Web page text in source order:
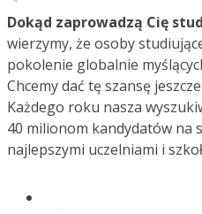
Dokąd zaprowadzą Cię
wierzymy, że osoby
pokolenie globalnie
Chcemy dać tę szansę
Każdego roku nasza
40 milionom kandydatów na
najlepszymi uczelniami i